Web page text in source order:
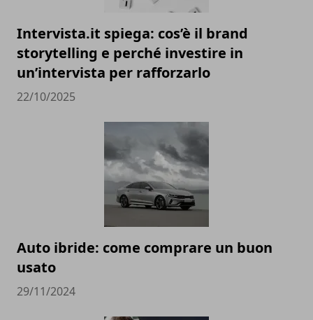
Intervista.it spiega: cos’è il brand
storytelling e perché investire in
un’intervista per rafforzarlo
22/10/2025
Auto ibride: come comprare un buon
usato
29/11/2024